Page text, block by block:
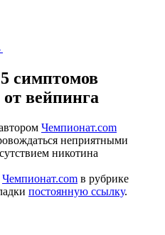
симптомов
вейпинга
Чемпионат.com
неприятными
никотина
Чемпионат.com в рубрике
постоянную ссылку.